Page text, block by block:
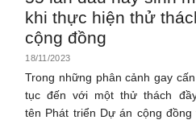
khi thực hiện thử
cộng đồng
18/11/2023
Trong những phân cảnh gay
tục đến với một thử thách
tên Phát triển Dự án cộng